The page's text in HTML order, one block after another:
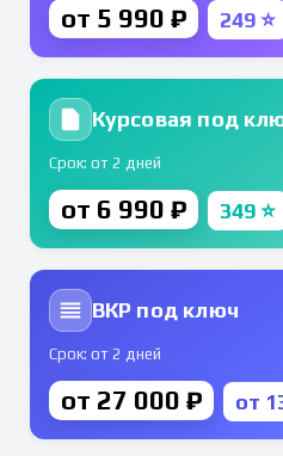
от 5 990 ₽ 249 ⭐
Курсовая под
Срок: от 2 дней
от 6 990 ₽ 349 ⭐
ВКР под ключ
Срок: от 2 дней
от 27 000 ₽ от